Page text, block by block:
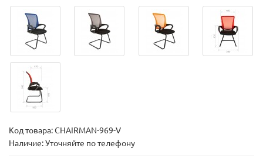
Код товара:CHAIRMAN-969-V
Наличие: Уточняйте по телефону